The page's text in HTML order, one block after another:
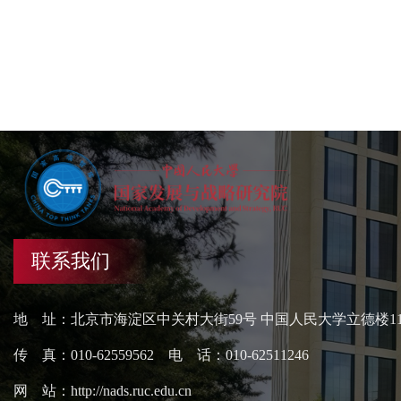
联系我们
地 址：北京市海淀区中关村大街59号 中国人民大学立德楼
传 真：010-62559562 电 话：010-62511246
网 站：http://nads.ruc.edu.cn